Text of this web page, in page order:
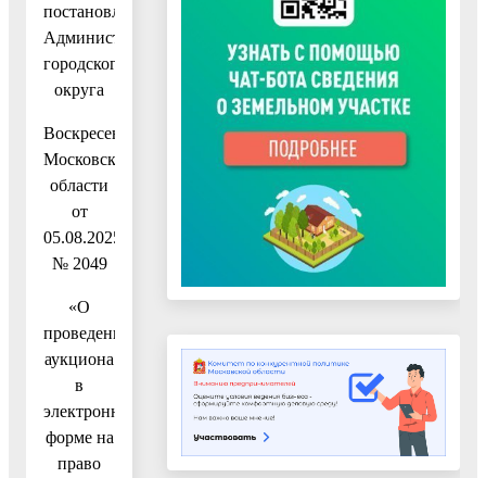
постановление
Администрации
городского
округа
Воскресенск
Московской
области
от
05.08.2025
№ 2049
«О
проведении
аукциона
в
электронной
форме на
право